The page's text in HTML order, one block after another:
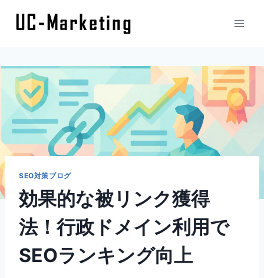
キ
SEO対策ブログ
効果的な被リンク獲得
法！行政ドメイン利用で
SEOランキング向上